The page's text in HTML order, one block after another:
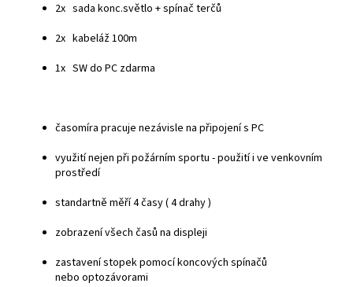
2x sada konc.světlo + spínač terčů
2x kabeláž 100m
1x SW do PC zdarma
časomíra pracuje nezávisle na připojení s PC
využití nejen při požárním sportu - použití i ve venkovním
prostředí
standartně měří 4 časy ( 4 drahy )
zobrazení všech časů na displeji
zastavení stopek pomocí koncových spínačů
nebo optozávorami